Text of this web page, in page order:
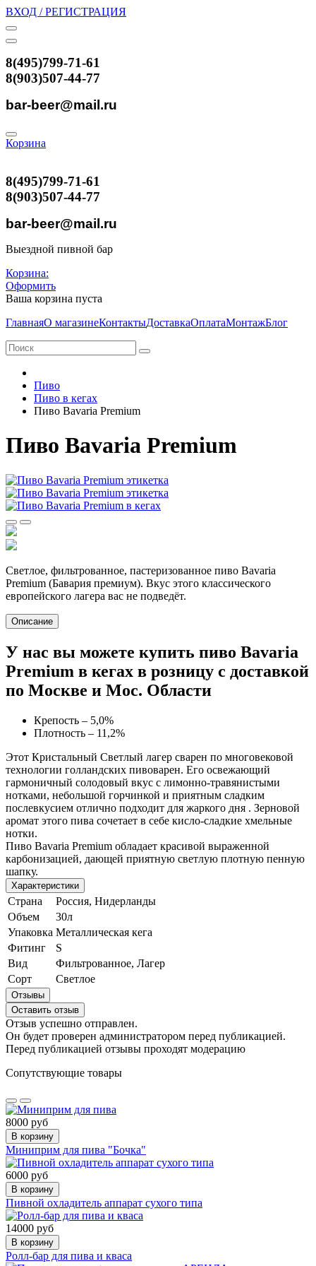
ВХОД / РЕГИСТРАЦИЯ
8(495)799-71-61
8(903)507-44-77
bar-beer@mail.ru
Корзина
8(495)799-71-61
8(903)507-44-77
bar-beer@mail.ru
Выездной пивной бар
Корзина:
Оформить
Ваша корзина пуста
ГлавнаяО магазинеКонтактыДоставкаОплатаМонтажБлог
Пиво
Пиво в кегах
Пиво Bavaria Premium
Пиво Bavaria Premium
Cветлое, фильтрованное, пастеризованное пиво Bavaria
Premium (Бавария премиум). Вкус этого классического
европейского лагера вас не подведёт.
Описание
У нас вы можете купить пиво Bavaria
Premium в кегах в розницу с доставкой
по Москве и Мос. Области
Крепость – 5,0%
Плотность – 11,2%
Этот Кристальный Светлый лагер сварен по многовековой
технологии голландских пивоварен. Его освежающий
гармоничный солодовый вкус с лимонно-травянистыми
нотками, небольшой горчинкой и приятным сладким
послевкусием отлично подходит для жаркого дня . Зерновой
аромат этого пива сочетает в себе кисло-сладкие хмельные
нотки.
Пиво Bavaria Premium обладает красивой выраженной
карбонизацией, дающей приятную светлую плотную пенную
шапку.
Характеристики
Страна
Россия, Нидерланды
Объем
30л
Упаковка Металлическая кега
Фитинг
S
Вид
Фильтрованное, Лагер
Сорт
Светлое
Отзывы
Оставить отзыв
Отзыв успешно отправлен.
Он будет проверен администратором перед публикацией.
Перед публикацией отзывы проходят модерацию
Сопутствующие товары
8000 руб
В корзину
Миниприм для пива "Бочка"
6000 руб
В корзину
Пивной охладитель аппарат сухого типа
14000 руб
В корзину
Ролл-бар для пива и кваса